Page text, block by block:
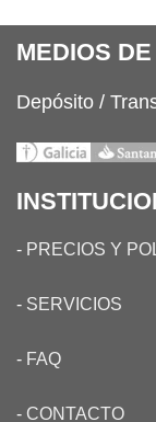
MEDIOS
Depósito /
- PRECIOS Y
- SERVICIOS
- FAQ
- CONTACTO